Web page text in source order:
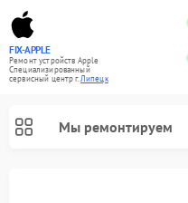
FIX-APPLE
Ремонт устройств Apple
Специализированный
cервисный центр г.Липецк
Мы ремонтируем